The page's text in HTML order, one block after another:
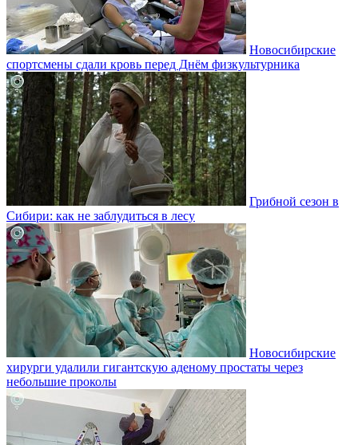
Новосибирские
спортсмены сдали кровь перед Днём физкультурника
Грибной сезон в
Сибири: как не заблудиться в лесу
Новосибирские
хирурги удалили гигантскую аденому простаты через
небольшие проколы